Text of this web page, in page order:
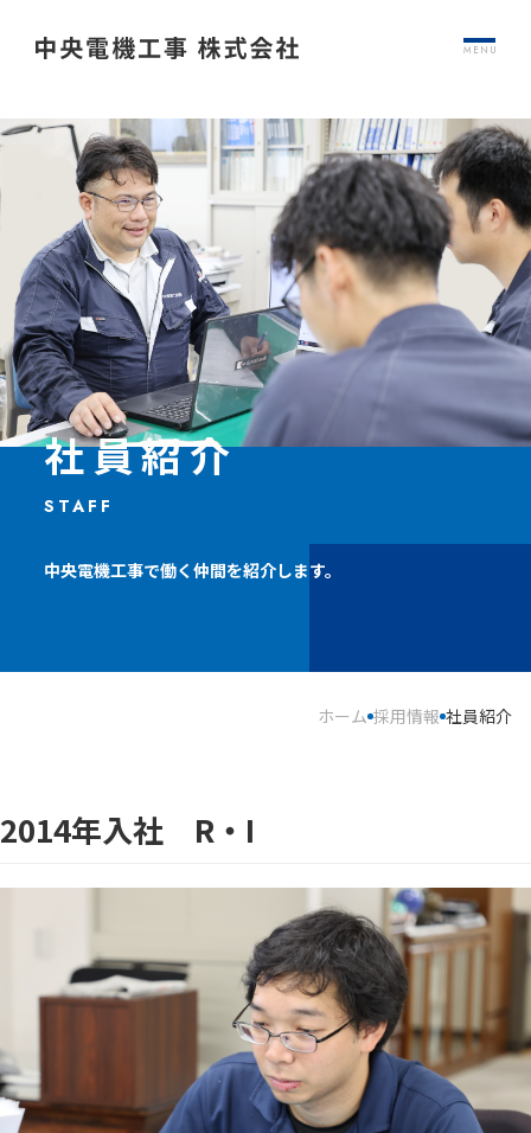
MENU
社員紹介
STAFF
中央電機工事で働く仲間を紹介します。
ホーム 採用情報 社員紹介
2014年入社 R・I